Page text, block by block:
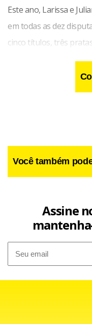
Este ano, Larissa e
em todas as dez
cinco títulos, três
entraram em quadra
Você também
Assine